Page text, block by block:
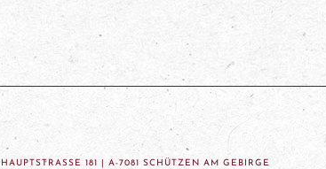
HAUPTSTRASSE 181 | A-7081 SCHÜTZEN AM GEBIRGE